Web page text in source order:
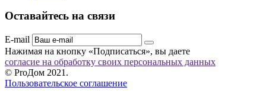
Оставайтесь на связи
E-mail
Нажимая на кнопку «Подписаться», вы даете
согласие на обработку своих персональных данных
© ProДом 2021.
Пользовательское соглашение